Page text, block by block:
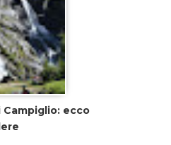
Campiglio: ecco